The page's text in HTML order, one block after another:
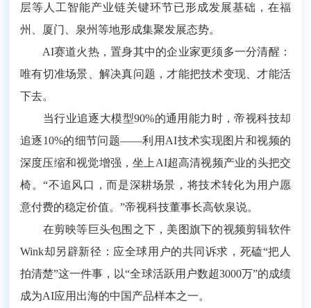
层等人工智能产业链关键环节已形成发展基础，在福
州、厦门、泉州等地形成集聚发展态势。
AI赛道火热，置身其中的企业家更须多一分清醒：
唯有切准场景、解决真问题，才能把技术变现、才能活
下去。
当行业追逐大模型90%的通用能力时，帝视科技却
追逐10%的细节问题——利用AI技术实现图片和视频的
深度压缩和视觉增强，坐上AI超高清视频产业的头把交
椅。“不追风口，而是深耕场景，将技术转化为用户愿
意付费的稳定价值。”帝视科技董事长高钦泉说。
在剪映等巨头包围之下，美图旗下的视频剪辑软件
Wink却另辟新径：应全球用户的共同诉求，死磕“把人
拍清楚”这一件事，以“全球活跃用户数超3000万”的成绩
成为AI应用出海的中国产品样本之一。